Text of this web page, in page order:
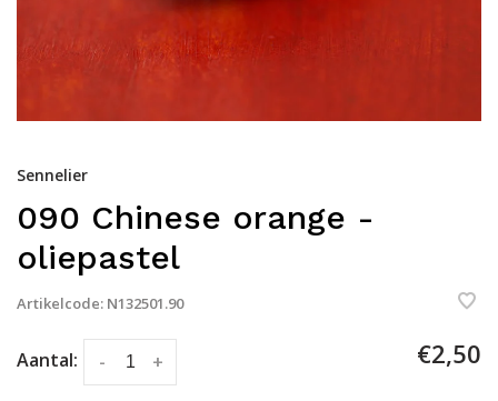
Sennelier
090 Chinese orange -
oliepastel
Artikelcode: N132501.90
Aantal: +
- €2,50